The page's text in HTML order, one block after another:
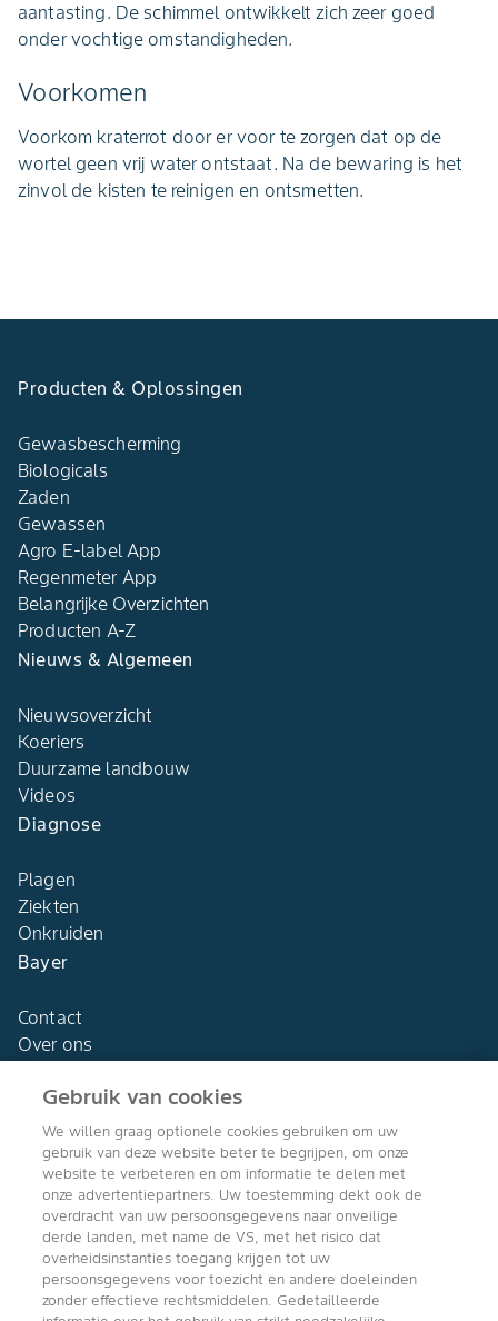
aantasting. De schimmel ontwikkelt zich zeer goed
onder vochtige omstandigheden.
Voorkomen
Voorkom kraterrot door er voor te zorgen dat op de
wortel geen vrij water ontstaat. Na de bewaring is het
zinvol de kisten te reinigen en ontsmetten.
Producten & Oplossingen
Gewasbescherming
Biologicals
Zaden
Gewassen
Agro E-label App
Regenmeter App
Belangrijke Overzichten
Producten A-Z
Nieuws & Algemeen
Nieuwsoverzicht
Koeriers
Duurzame landbouw
Videos
Diagnose
Plagen
Ziekten
Onkruiden
Bayer
Contact
Over ons
Agro Bayer
Nederland
Volg ons
Gebruik van cookies
We willen graag optionele cookies gebruiken om uw
gebruik van deze website beter te begrijpen, om onze
website te verbeteren en om informatie te delen met
onze advertentiepartners. Uw toestemming dekt ook de
overdracht van uw persoonsgegevens naar onveilige
derde landen, met name de VS, met het risico dat
overheidsinstanties toegang krijgen tot uw
persoonsgegevens voor toezicht en andere doeleinden
zonder effectieve rechtsmiddelen. Gedetailleerde